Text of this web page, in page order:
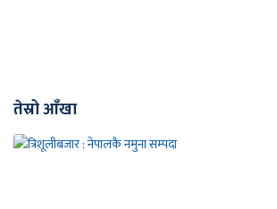
तेस्रो आँखा